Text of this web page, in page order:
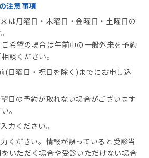
注意事項
は月曜日・木曜日・金曜日・土曜日の
希望の場合は午前中の一般外来を予約
談ください。
(日曜日・祝日を除く)までにお申し込
日の予約が取れない場合がございます
。
力ください。
ください。情報が誤っていると受診当
いただく場合や受診いただけない場合